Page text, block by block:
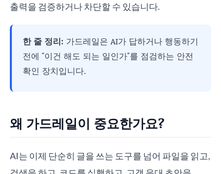
출력을 검증하거나 차단할 수 있습니다.
한 줄 정리: 가드레일은 AI가 답하거나 행동하기
전에 "이건 해도 되는 일인가"를 점검하는 안전
확인 장치입니다.
왜 가드레일이 중요한가요?
AI는 이제 단순히 글을 쓰는 도구를 넘어 파일을 읽고,